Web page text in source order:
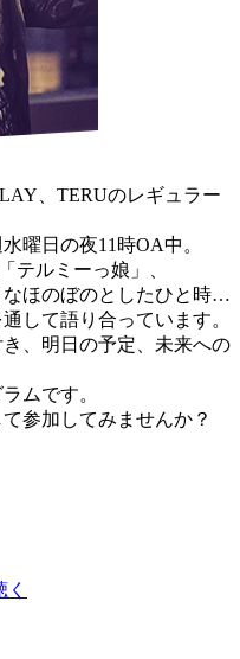
、TERUのレギュラー
曜日の夜11時OA中。
テルミーっ娘」、
ほのぼのとしたひと時…
して語り合っています。
、明日の予定、未来への
ムです。
参加してみませんか？